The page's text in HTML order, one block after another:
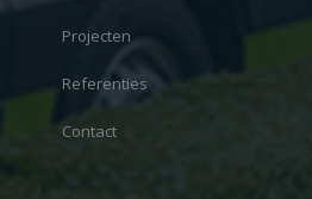
Projecten
Referenties
Contact